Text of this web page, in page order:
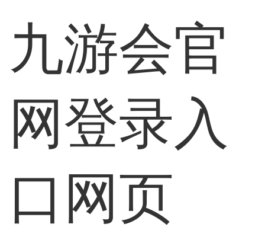
九游会官
网登录入
口网页